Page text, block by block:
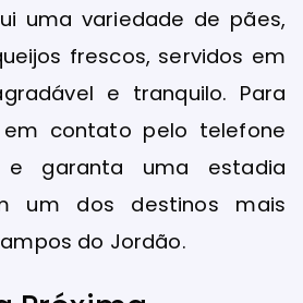
uma variedade de pães,
frescos, servidos em
e tranquilo. Para
contato pelo telefone
e garanta uma estadia
um dos destinos mais
do Jordão.